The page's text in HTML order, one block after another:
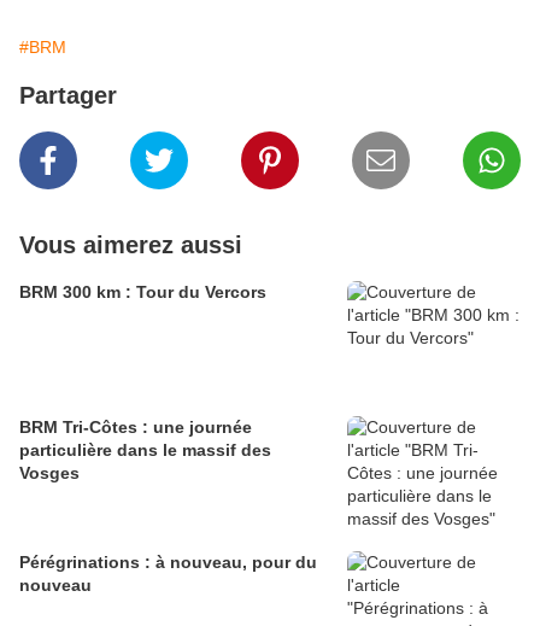
#BRM
Partager
Vous aimerez aussi
BRM 300 km : Tour du Vercors
BRM Tri-Côtes : une journée
particulière dans le massif des
Vosges
Pérégrinations : à nouveau, pour du
nouveau